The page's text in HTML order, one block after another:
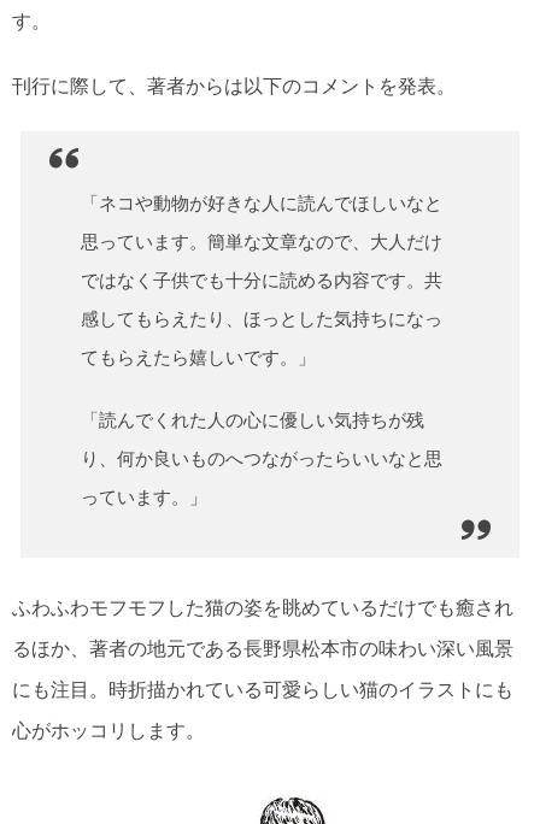
す。
刊行に際して、著者からは以下のコメントを発表。
「ネコや動物が好きな人に読んでほしいなと
思っています。簡単な文章なので、大人だけ
ではなく子供でも十分に読める内容です。共
感してもらえたり、ほっとした気持ちになっ
てもらえたら嬉しいです。」
「読んでくれた人の心に優しい気持ちが残
り、何か良いものへつながったらいいなと思
っています。」
ふわふわモフモフした猫の姿を眺めているだけでも癒され
るほか、著者の地元である長野県松本市の味わい深い風景
にも注目。時折描かれている可愛らしい猫のイラストにも
心がホッコリします。